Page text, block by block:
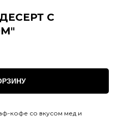
С
кофе со вкусом мед и